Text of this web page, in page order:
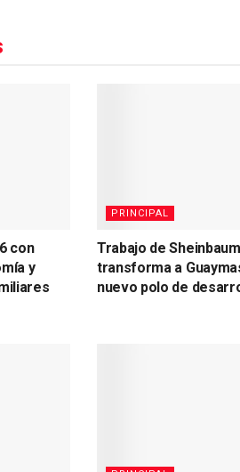
con
y
PRINCIPAL
Trabajo de
transforma a
nuevo polo de